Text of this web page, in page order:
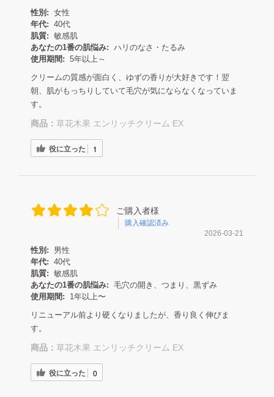
性別: 女性
年代: 40代
肌質: 敏感肌
あなたの1番の肌悩み: ハリのなさ・たるみ
使用期間: 5年以上～
クリームの質感が面白く、ゆずの香りが大好きです！翌
朝、肌がもっちりしていて毛穴が気にならなくなっていま
す。
商品： 草花木果 エンリッチクリーム EX
役に立った 1
ご購入者様
購入確認済み
2026-03-21
性別:
男性
年代: 40代
肌質: 敏感肌
あなたの1番の肌悩み: 毛穴の開き、つまり、黒ずみ
使用期間:
1年以上〜
リニューアル前より硬くなりましたが、香り良く伸びま
す。
商品： 草花木果 エンリッチクリーム EX
役に立った 0